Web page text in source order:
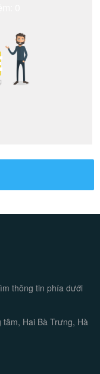
thông tin phía dưới
tâm, Hai Bà Trưng, Hà